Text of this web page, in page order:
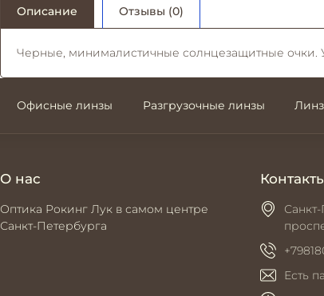
Описание Отзывы (0)
Черные, минималистичные солнцезащитные очки.
Офисные линзы Разгрузочные линзы
О нас
Оптика Рокинг Лук в самом центре
Санкт-Петербурга
Есть